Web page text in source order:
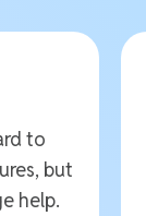
to
but
help.